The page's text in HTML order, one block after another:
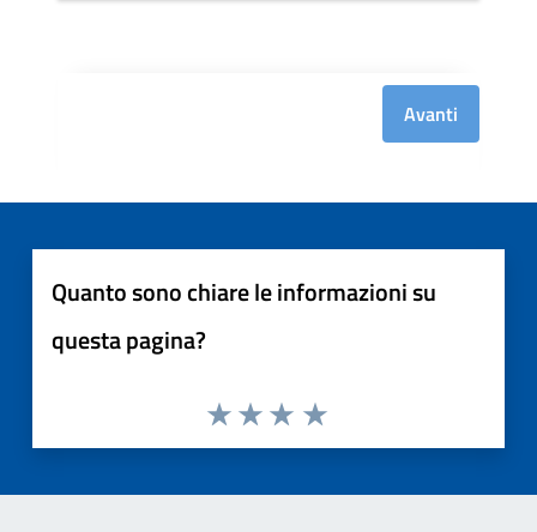
Avanti
Quanto sono chiare le informazioni su
questa pagina?